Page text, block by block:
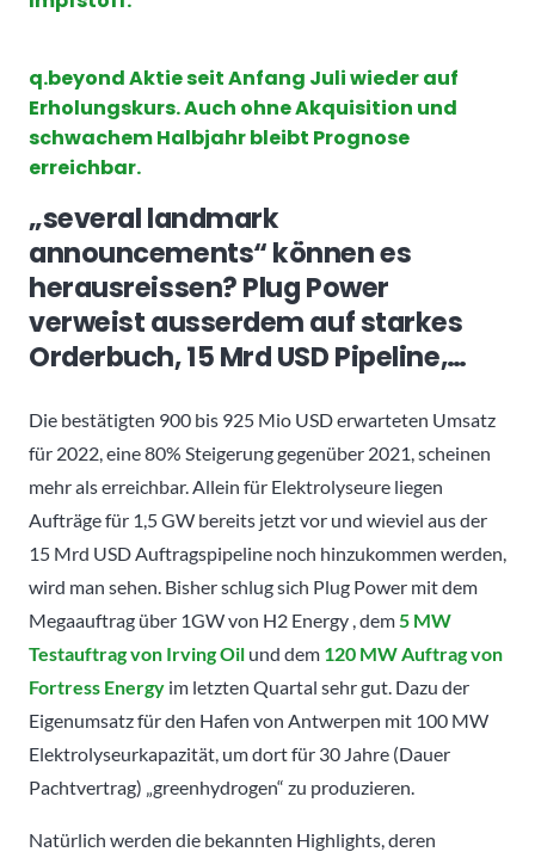
q.beyond Aktie seit Anfang Juli wieder auf
Erholungskurs. Auch ohne Akquisition und
schwachem Halbjahr bleibt Prognose
erreichbar.
„several landmark
announcements“ können es
herausreissen? Plug Power
verweist ausserdem auf starkes
Orderbuch, 15 Mrd USD Pipeline,…
Die bestätigten 900 bis 925 Mio USD erwarteten Umsatz
für 2022, eine 80% Steigerung gegenüber 2021, scheinen
mehr als erreichbar. Allein für Elektrolyseure liegen
Aufträge für 1,5 GW bereits jetzt vor und wieviel aus der
15 Mrd USD Auftragspipeline noch hinzukommen werden,
wird man sehen. Bisher schlug sich Plug Power mit dem
Megaauftrag über 1GW von H2 Energy , dem5 MW
Testauftrag von Irving Oil und dem 120 MW Auftrag von
Fortress Energy im letzten Quartal sehr gut. Dazu der
Eigenumsatz für den Hafen von Antwerpen mit 100 MW
Elektrolyseurkapazität, um dort für 30 Jahre (Dauer
Pachtvertrag) „greenhydrogen“ zu produzieren.
Natürlich werden die bekannten Highlights, deren